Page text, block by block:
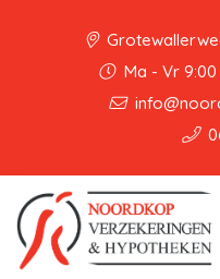
Ma - Vr